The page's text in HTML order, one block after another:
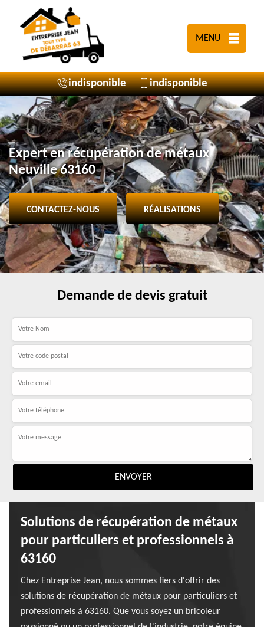
MENU
indisponible indisponible
Expert en récupération de métaux
Neuville 63160
CONTACTEZ-NOUS RÉALISATIONS
Demande de devis gratuit
Solutions de récupération de métaux
pour particuliers et professionnels à
63160
Chez Entreprise Jean, nous sommes fiers d'offrir des
solutions de récupération de métaux pour particuliers et
professionnels à 63160. Que vous soyez un bricoleur